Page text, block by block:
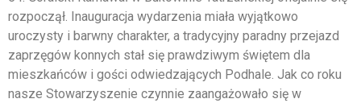
rozpoczął. Inauguracja wydarzenia miała wyjątkowo
uroczysty i barwny charakter, a tradycyjny paradny przejazd
zaprzęgów konnych stał się prawdziwym świętem dla
mieszkańców i gości odwiedzających Podhale. Jak co roku
nasze Stowarzyszenie czynnie zaangażowało się w